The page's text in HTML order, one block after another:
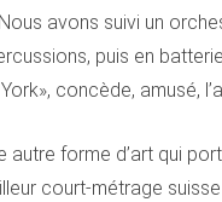
avons suivi un
puis en
concède, amusé,
autre forme d’art qui
court-métrage